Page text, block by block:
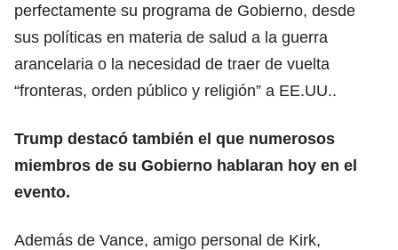
perfectamente su programa de Gobierno, desde
sus políticas en materia de salud a la guerra
arancelaria o la necesidad de traer de vuelta
“fronteras, orden público y religión” a EE.UU..
Trump destacó también el que numerosos
miembros de su Gobierno hablaran hoy en el
evento.
Además de Vance, amigo personal de Kirk,